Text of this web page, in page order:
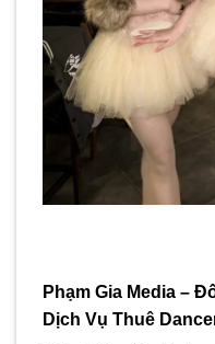
Phạm Gia Media –
Dịch Vụ Thuê